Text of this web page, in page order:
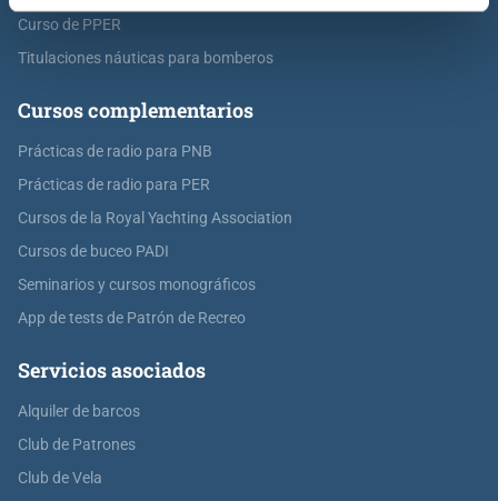
Curso de PPER
Titulaciones náuticas para bomberos
Cursos complementarios
Prácticas de radio para PNB
Prácticas de radio para PER
Cursos de la Royal Yachting Association
Cursos de buceo PADI
Seminarios y cursos monográficos
App de tests de Patrón de Recreo
Servicios asociados
Alquiler de barcos
Club de Patrones
Club de Vela